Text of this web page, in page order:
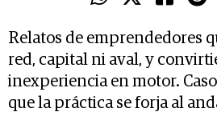
Relatos de emprendedores
red, capital ni aval, y
inexperiencia en motor.
que la práctica se forja al